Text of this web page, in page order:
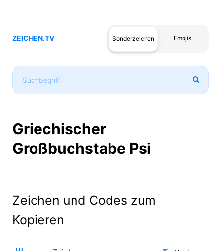
ZEICHEN.TV Sonderzeichen Emojis
Griechischer
Großbuchstabe Psi
Zeichen und Codes zum
Kopieren